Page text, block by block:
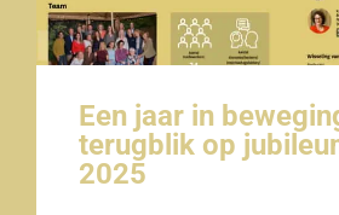
Een jaar in
terugblik op
2025